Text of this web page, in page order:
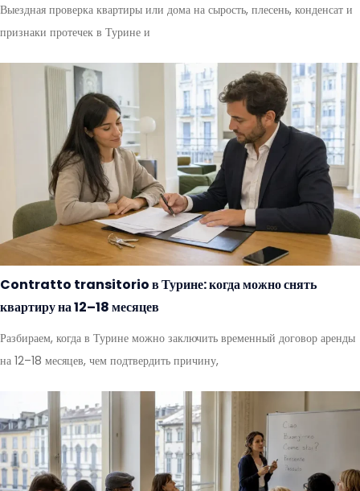
Выездная проверка квартиры или дома на сырость, плесень, конденсат и
признаки протечек в Турине и
Contratto transitorio в Турине: когда можно снять
квартиру на 12–18 месяцев
Разбираем, когда в Турине можно заключить временный договор аренды
на 12–18 месяцев, чем подтвердить причину,